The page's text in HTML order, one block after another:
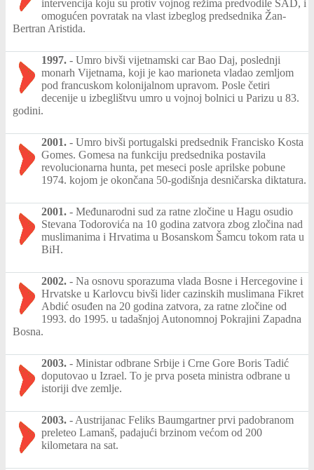
intervencija koju su protiv vojnog režima predvodile SAD, i
omogućen povratak na vlast izbeglog predsednika Žan-
Bertran Aristida.
1997. - Umro bivši vijetnamski car Bao Daj, poslednji
monarh Vijetnama, koji je kao marioneta vladao zemljom
pod francuskom kolonijalnom upravom. Posle četiri
decenije u izbeglištvu umro u vojnoj bolnici u Parizu u 83.
godini.
2001. - Umro bivši portugalski predsednik Francisko Kosta
Gomes. Gomesa na funkciju predsednika postavila
revolucionarna hunta, pet meseci posle aprilske pobune
1974. kojom je okončana 50-godišnja desničarska diktatura.
2001. - Međunarodni sud za ratne zločine u Hagu osudio
Stevana Todorovića na 10 godina zatvora zbog zločina nad
muslimanima i Hrvatima u Bosanskom Šamcu tokom rata u
BiH.
2002. - Na osnovu sporazuma vlada Bosne i Hercegovine i
Hrvatske u Karlovcu bivši lider cazinskih muslimana Fikret
Abdić osuđen na 20 godina zatvora, za ratne zločine od
1993. do 1995. u tadašnjoj Autonomnoj Pokrajini Zapadna
Bosna.
2003. - Ministar odbrane Srbije i Crne Gore Boris Tadić
doputovao u Izrael. To je prva poseta ministra odbrane u
istoriji dve zemlje.
2003. - Austrijanac Feliks Baumgartner prvi padobranom
preleteo Lamanš, padajući brzinom većom od 200
kilometara na sat.